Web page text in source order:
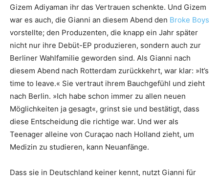
Gizem Adiyaman ihr das Vertrauen schenkte. Und Gizem
war es auch, die Gianni an diesem Abend den Broke Boys
vorstellte; den Produzenten, die knapp ein Jahr später
nicht nur ihre Debüt-EP produzieren, sondern auch zur
Berliner Wahlfamilie geworden sind. Als Gianni nach
diesem Abend nach Rotterdam zurückkehrt, war klar: »It’s
time to leave.« Sie vertraut ihrem Bauchgefühl und zieht
nach Berlin. »Ich habe schon immer zu allen neuen
Möglichkeiten ja gesagt«, grinst sie und bestätigt, dass
diese Entscheidung die richtige war. Und wer als
Teenager alleine von Curaçao nach Holland zieht, um
Medizin zu studieren, kann Neuanfänge.
Dass sie in Deutschland keiner kennt, nutzt Gianni für